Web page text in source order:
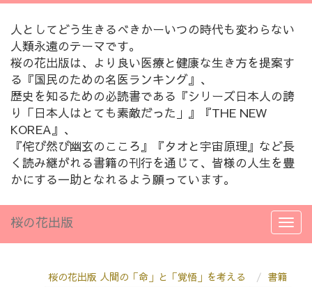
人としてどう生きるべきかーいつの時代も変わらない
人類永遠のテーマです。
桜の花出版は、より良い医療と健康な生き方を提案す
る『国民のための名医ランキング』、
歴史を知るための必読書である『シリーズ日本人の誇
り「日本人はとても素敵だった」』『THE NEW
KOREA』、
『侘び然び幽玄のこころ』『タオと宇宙原理』など長
く読み継がれる書籍の刊行を通じて、皆様の人生を豊
かにする一助となれるよう願っています。
桜の花出版
桜の花出版 人間の「命」と「覚悟」を考える 書籍